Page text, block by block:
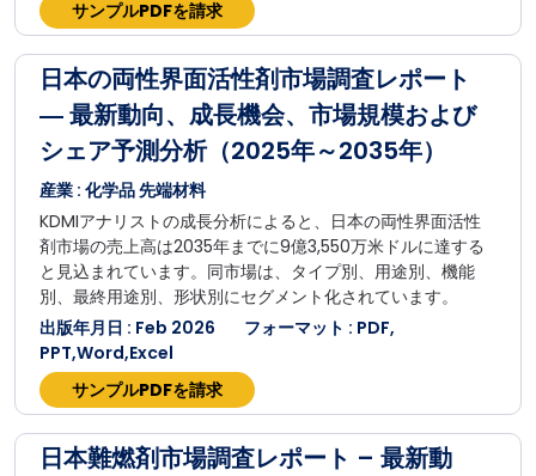
サンプルPDFを請求
日本の両性界面活性剤市場調査レポート
― 最新動向、成長機会、市場規模および
シェア予測分析（2025年～2035年）
産業 : 化学品 先端材料
KDMIアナリストの成長分析によると、日本の両性界面活性
剤市場の売上高は2035年までに9億3,550万米ドルに達する
と見込まれています。同市場は、タイプ別、用途別、機能
別、最終用途別、形状別にセグメント化されています。
出版年月日 : Feb 2026
フォーマット : PDF,
PPT,Word,Excel
サンプルPDFを請求
日本難燃剤市場調査レポート – 最新動